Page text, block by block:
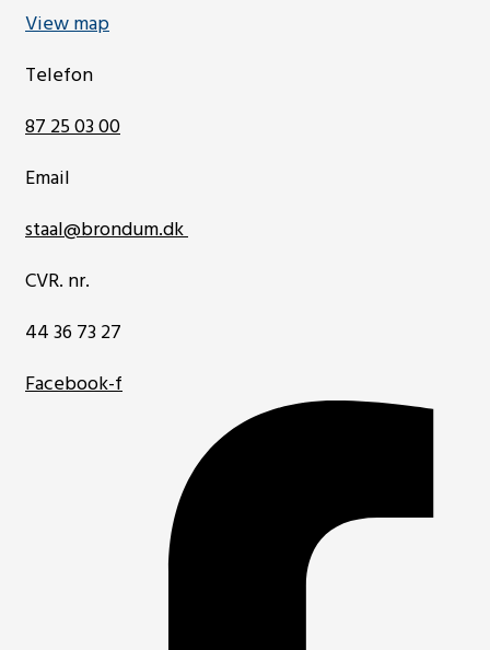
View map
Telefon
87 25 03 00
Email
staal@brondum.dk
CVR. nr.
44 36 73 27
Facebook-f